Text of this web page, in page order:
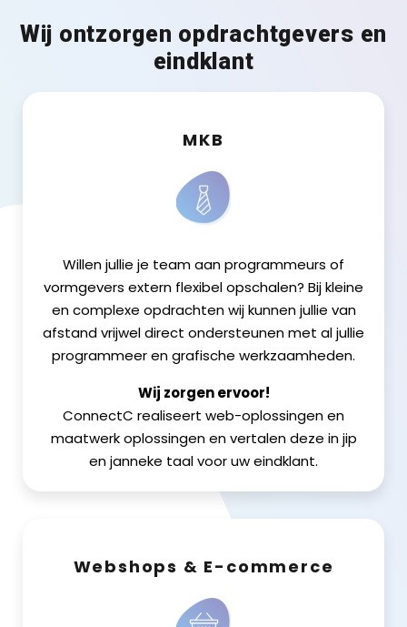
Wij ontzorgen opdrachtgevers en
eindklant
MKB
Willen jullie je team aan programmeurs of
vormgevers extern flexibel opschalen? Bij kleine
en complexe opdrachten wij kunnen jullie van
afstand vrijwel direct ondersteunen met al jullie
programmeer en grafische werkzaamheden.
Wij zorgen ervoor!
ConnectC realiseert web-oplossingen en
maatwerk oplossingen en vertalen deze in jip
en janneke taal voor uw eindklant.
Webshops & E-commerce